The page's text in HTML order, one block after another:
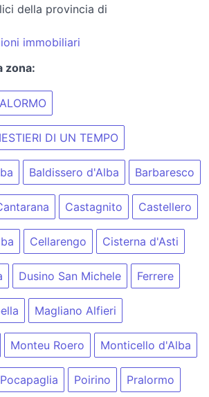
della provincia di
immobiliari
zona:
DI UN TEMPO
Baldissero d'Alba Barbaresco
Castagnito Castellero
Cellarengo Cisterna d'Asti
Dusino San Michele Ferrere
Magliano Alfieri
Monteu Roero Monticello d'Alba
Pocapaglia Poirino Pralormo